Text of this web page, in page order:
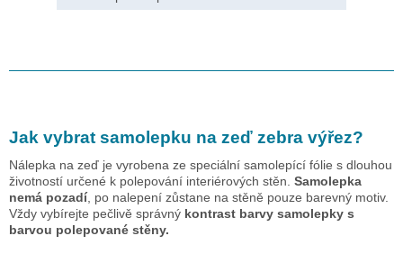
Jak vybrat samolepku na zeď zebra výřez?
Nálepka na zeď je vyrobena ze speciální samolepící fólie s dlouhou
životností určené k polepování interiérových stěn. Samolepka
nemá pozadí, po nalepení zůstane na stěně pouze barevný motiv.
Vždy vybírejte pečlivě správný kontrast barvy samolepky s
barvou polepované stěny.